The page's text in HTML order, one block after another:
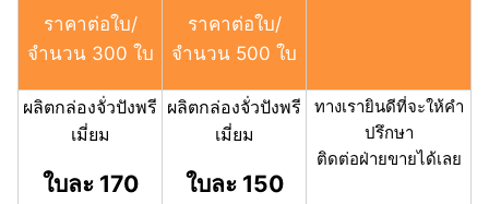
ราคาต่อใบ/
จำนวน 300 ใบ
ราคาต่อใบ/
จำนวน 500 ใบ
ผลิตกล่องจั่วปังพรี
เมี่ยม
ใบละ 170
ผลิตกล่องจั่วปังพรี
เมี่ยม
ใบละ 150
ทางเรายินดีที่จะให้คำ
ปรึกษา
ติดต่อฝ่ายขายได้เลย